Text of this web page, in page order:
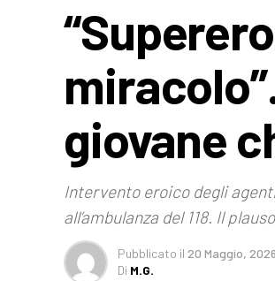
giovane
Intervento eroico degli
all’ambulanza del 118. Il
Pubblicato il 20 Maggio, 2026
Di M.G.